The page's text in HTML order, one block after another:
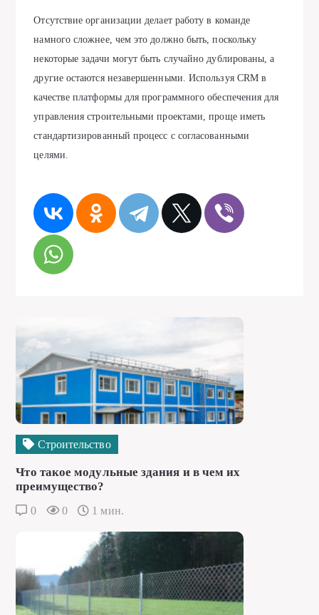
Отсутствие организации делает работу в команде
намного сложнее, чем это должно быть, поскольку
некоторые задачи могут быть случайно дублированы, а
другие остаются незавершенными. Используя CRM в
качестве платформы для программного обеспечения для
управления строительными проектами, проще иметь
стандартизированный процесс с согласованными
целями.
Строительство
Что такое модульные здания и в чем их
преимущество?
0 0 1 мин.